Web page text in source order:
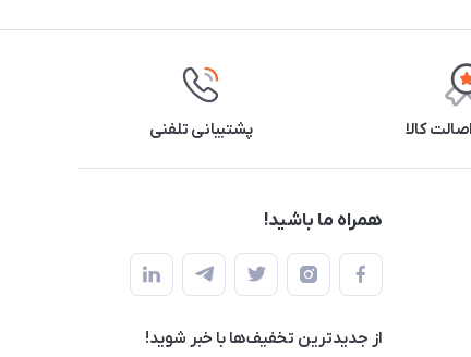
کالا پشتیبانی تلفنی
همراه ما باشید!
از جدید‌ترین تخفیف‌ها با‌ خبر شوید!